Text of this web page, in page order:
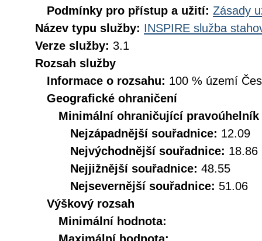
Podmínky pro přístup a užití: Zásady
Název typu služby: INSPIRE služba
Verze služby: 3.1
Rozsah služby
Informace o rozsahu: 100 % území
Geografické ohraničení
Minimální ohraničující pravoúhelník
Nejzápadnější souřadnice: 12.09
Nejvýchodnější souřadnice: 18.86
Nejjižnější souřadnice: 48.55
Nejsevernější souřadnice: 51.06
Výškový rozsah
Minimální hodnota: